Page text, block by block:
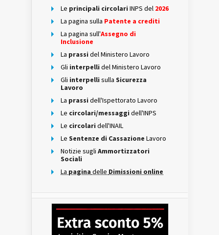
Le principali circolari INPS del 2026
La pagina sulla Patente a crediti
La pagina sull'Assegno di
Inclusione
La prassi del Ministero Lavoro
Gli interpelli del Ministero Lavoro
Gli interpelli sulla Sicurezza
Lavoro
La prassi dell'Ispettorato Lavoro
Le circolari/messaggi dell'INPS
Le circolari dell'INAIL
Le Sentenze di Cassazione Lavoro
Notizie sugli Ammortizzatori
Sociali
La pagina delle Dimissioni online